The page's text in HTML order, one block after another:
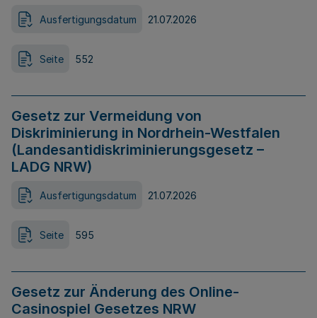
Ausfertigungsdatum 21.07.2026
Seite 552
Gesetz zur Vermeidung von
Diskriminierung in Nordrhein-Westfalen
(Landesantidiskriminierungsgesetz –
LADG NRW)
Ausfertigungsdatum 21.07.2026
Seite 595
Gesetz zur Änderung des Online-
Casinospiel Gesetzes NRW